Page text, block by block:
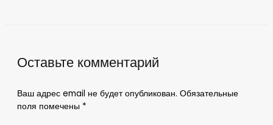
Оставьте комментарий
Ваш адрес email не будет опубликован. Обязательные
поля помечены *